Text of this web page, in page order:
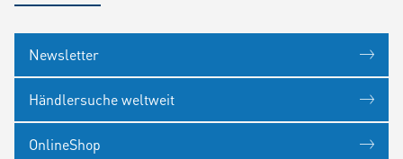
Newsletter
Händlersuche weltweit
OnlineShop